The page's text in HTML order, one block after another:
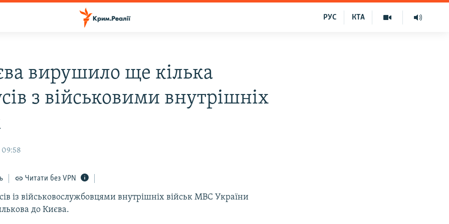
КТА
РУС
вирушило ще кілька
з військовими внутрішніх
09:58
Читати без VPN
із військовослужбовцями внутрішніх військ МВС України
до Києва.